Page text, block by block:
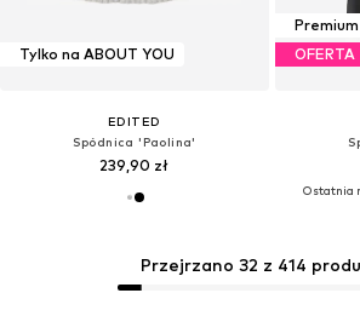
Tylko na ABOUT YOU
EDITED
Spódnica 'Paolina'
239,90 zł
Premium
OFERTA
Ostatnia
Przejrzano 32 z 414